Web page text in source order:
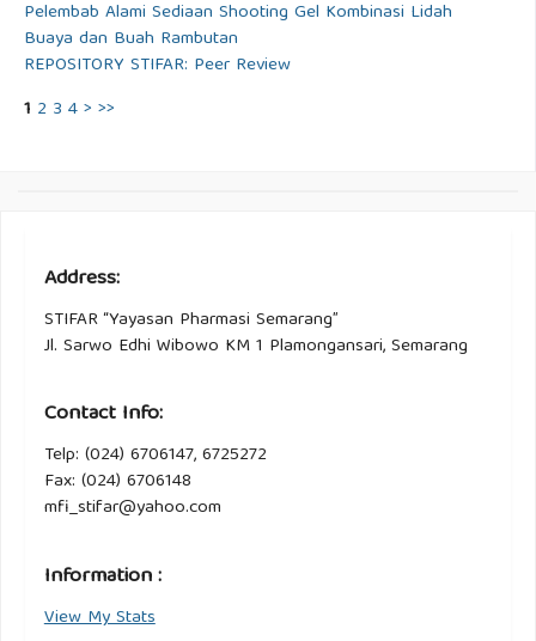
Pelembab Alami Sediaan Shooting Gel Kombinasi Lidah
Buaya dan Buah Rambutan
REPOSITORY STIFAR: Peer Review
1 2 3 4> >>
Address:
STIFAR “Yayasan Pharmasi Semarang”
Jl. Sarwo Edhi Wibowo KM 1 Plamongansari, Semarang
Contact Info:
Telp: (024) 6706147, 6725272
Fax: (024) 6706148
mfi_stifar@yahoo.com
Information :
View My Stats